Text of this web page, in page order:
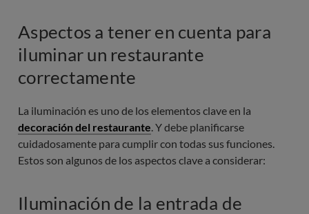
Aspectos a tener en cuenta para
iluminar un restaurante
correctamente
La iluminación es uno de los elementos clave en la
decoración del restaurante. Y debe planificarse
cuidadosamente para cumplir con todas sus funciones.
Estos son algunos de los aspectos clave a considerar:
Iluminación de la entrada de